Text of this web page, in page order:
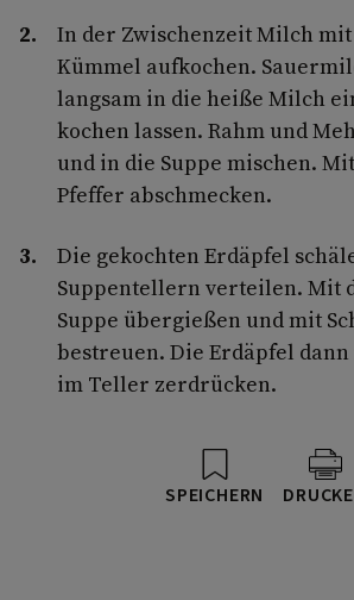
In der Zwischenzeit Milch mit
Kümmel aufkochen.
langsam in die heiße Milch
kochen lassen. Rahm und
und in die Suppe mischen.
Pfeffer abschmecken.
Die gekochten Erdäpfel
Suppentellern verteilen. Mit
Suppe übergießen und mit
bestreuen. Die Erdäpfel
im Teller zerdrücken.
SPEICHERN